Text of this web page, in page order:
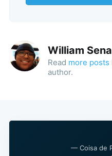
William Sena
Read more posts
author.
— Coisa de